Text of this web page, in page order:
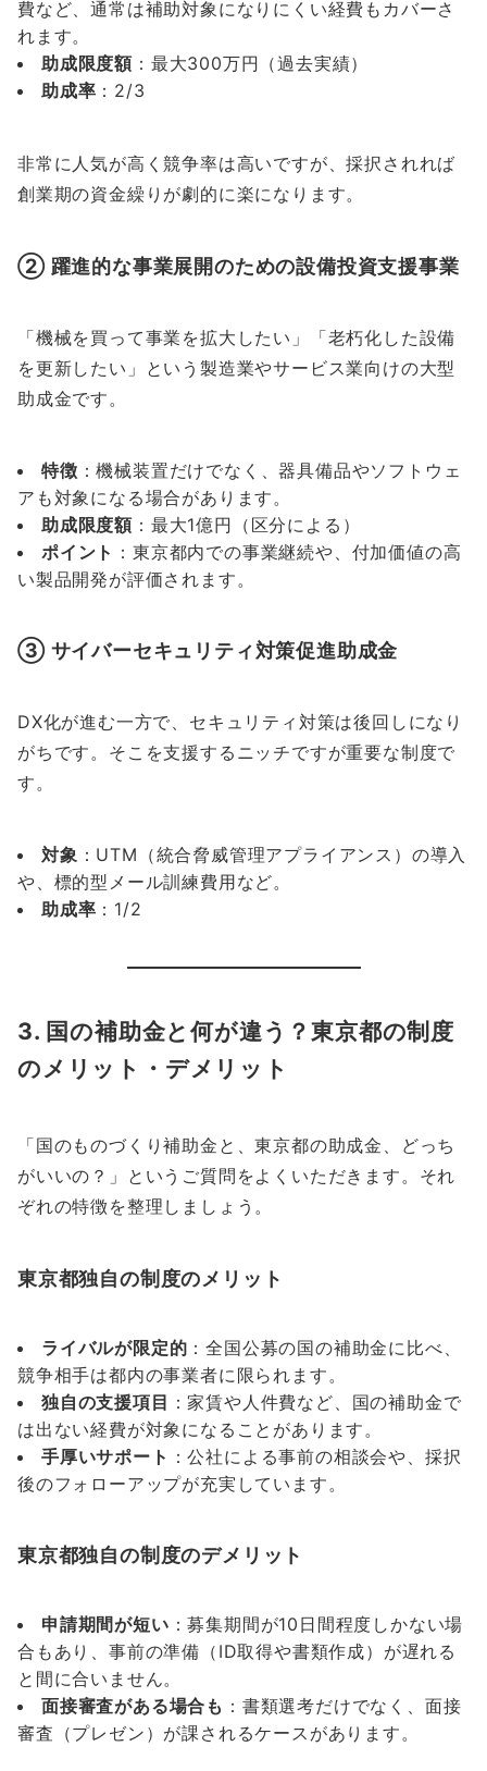
費など、通常は補助対象になりにくい経費もカバーさ
れます。
助成限度額 ：最大300万円（過去実績）
助成率 ：2/3
非常に人気が高く競争率は高いですが、採択されれば
創業期の資金繰りが劇的に楽になります。
② 躍進的な事業展開のための設備投資支援事業
「機械を買って事業を拡大したい」「老朽化した設備
を更新したい」という製造業やサービス業向けの大型
助成金です。
特徴 ：機械装置だけでなく、器具備品やソフトウェ
アも対象になる場合があります。
助成限度額 ：最大1億円（区分による）
ポイント ：東京都内での事業継続や、付加価値の高
い製品開発が評価されます。
③ サイバーセキュリティ対策促進助成金
DX化が進む一方で、セキュリティ対策は後回しになり
がちです。そこを支援するニッチですが重要な制度で
す。
対象 ：UTM（統合脅威管理アプライアンス）の導入
や、標的型メール訓練費用など。
助成率 ：1/2
3. 国の補助金と何が違う？東京都の制度
のメリット・デメリット
「国のものづくり補助金と、東京都の助成金、どっち
がいいの？」というご質問をよくいただきます。それ
ぞれの特徴を整理しましょう。
東京都独自の制度のメリット
ライバルが限定的 ：全国公募の国の補助金に比べ、
競争相手は都内の事業者に限られます。
独自の支援項目 ：家賃や人件費など、国の補助金で
は出ない経費が対象になることがあります。
手厚いサポート ：公社による事前の相談会や、採択
後のフォローアップが充実しています。
東京都独自の制度のデメリット
申請期間が短い ：募集期間が10日間程度しかない場
合もあり、事前の準備（ID取得や書類作成）が遅れる
と間に合いません。
面接審査がある場合も ：書類選考だけでなく、面接
審査（プレゼン）が課されるケースがあります。